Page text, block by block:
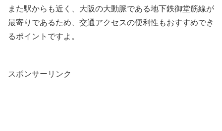
また駅からも近く、大阪の大動脈である地下鉄御堂筋線が
最寄りであるため、交通アクセスの便利性もおすすめでき
るポイントですよ。
スポンサーリンク